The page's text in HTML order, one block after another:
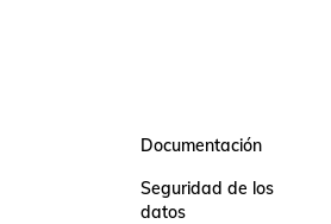
Documentación
Seguridad de los
datos